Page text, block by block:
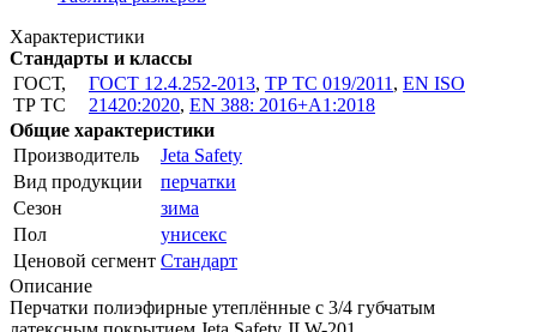
Характеристики
Стандарты и классы
ГОСТ,
ТР ТС
ГОСТ 12.4.252-2013, ТР ТС 019/2011 , EN ISO
21420:2020, EN 388: 2016+A1:2018
Общие характеристики
Производитель
Jeta Safety
Вид продукции
перчатки
Сезон
зима
Пол
унисекс
Ценовой сегмент Стандарт
Описание
Перчатки полиэфирные утеплённые с 3/4 губчатым